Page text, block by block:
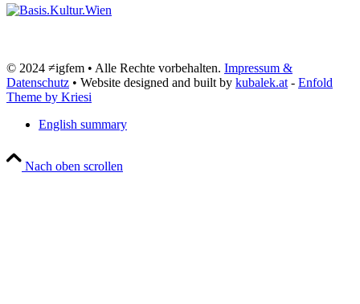
© 2024 ≠igfem • Alle Rechte vorbehalten. Impressum &
Datenschutz • Website designed and built by kubalek.at - Enfold
Theme by Kriesi
English summary
Nach oben scrollen